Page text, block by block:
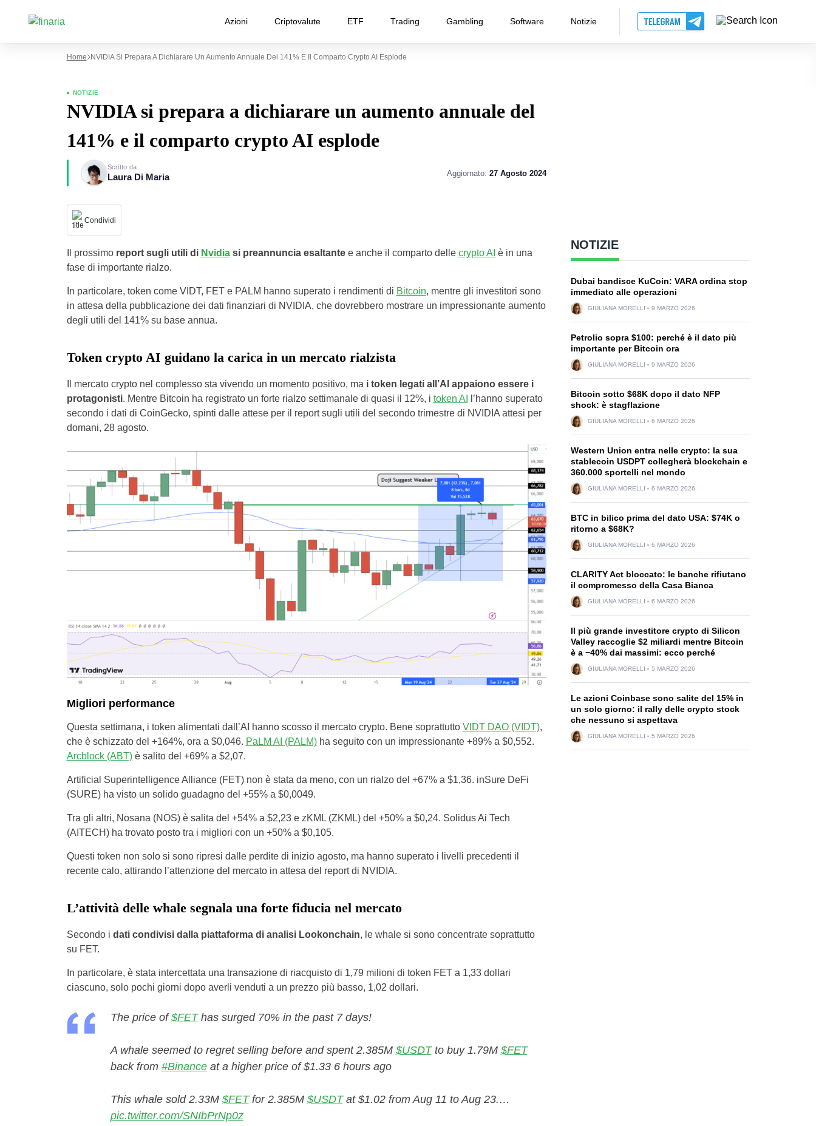
Azioni Criptovalute ETF Trading Gambling Software Notizie
Home NVIDIA Si Prepara A Dichiarare Un Aumento Annuale Del 141% E Il Comparto Crypto AI Esplode
NOTIZIE
NVIDIA si prepara a dichiarare un aumento annuale del
141% e il comparto crypto AI esplode
Scritto da
Laura Di Maria Aggiornato: 27 Agosto 2024
Condividi
Il prossimoreport sugli utili di Nvidiasi preannuncia esaltante e anche il comparto delle crypto AI è in una
fase di importante rialzo.
In particolare, token come VIDT, FET e PALM hanno superato i rendimenti di Bitcoin, mentre gli investitori sono
in attesa della pubblicazione dei dati finanziari di NVIDIA, che dovrebbero mostrare un impressionante aumento
degli utili del 141% su base annua.
Token crypto AI guidano la carica in un mercato rialzista
Il mercato crypto nel complesso sta vivendo un momento positivo, ma i token legati all’AI appaiono essere i
protagonisti. Mentre Bitcoin ha registrato un forte rialzo settimanale di quasi il 12%, i token AI
l’hanno superato
secondo i dati di CoinGecko, spinti dalle attese per il report sugli utili del secondo trimestre di NVIDIA attesi per
domani, 28 agosto.
Migliori performance
Questa settimana, i token alimentati dall’AI hanno scosso il mercato crypto. Bene soprattutto VIDT DAO (VIDT),
che è schizzato del +164%, ora a $0,046. PaLM AI (PALM)ha seguito con un impressionante +89% a $0,552.
Arcblock (ABT)è salito del +69% a $2,07.
Artificial Superintelligence Alliance (FET) non è stata da meno, con un rialzo del +67% a $1,36. inSure DeFi
(SURE) ha visto un solido guadagno del +55% a $0,0049.
Tra gli altri, Nosana (NOS) è salita del +54% a $2,23 e zKML (ZKML) del +50% a $0,24. Solidus Ai Tech
(AITECH) ha trovato posto tra i migliori con un +50% a $0,105.
Questi token non solo si sono ripresi dalle perdite di inizio agosto, ma hanno superato i livelli precedenti il
recente calo, attirando l’attenzione del mercato in attesa del report di NVIDIA.
L’attività delle whale segnala una forte fiducia nel mercato
Secondo i dati condivisi dalla piattaforma di analisi Lookonchain, le whale si sono concentrate soprattutto
su FET.
In particolare, è stata intercettata una transazione di riacquisto di 1,79 milioni di token FET a 1,33 dollari
ciascuno, solo pochi giorni dopo averli venduti a un prezzo più basso, 1,02 dollari.
The price of$FEThas surged 70% in the past 7 days!
A whale seemed to regret selling before and spent 2.385M $USDTto buy 1.79M $FET
back from #Binanceat a higher price of $1.33 6 hours ago
This whale sold 2.33M $FETfor 2.385M $USDTat $1.02 from Aug 11 to Aug 23.…
pic.twitter.com/SNIbPrNp0z
NOTIZIE
Dubai bandisce KuCoin: VARA ordina stop
immediato alle operazioni
GIULIANA MORELLI 9 MARZO 2026
Petrolio sopra $100: perché è il dato più
importante per Bitcoin ora
GIULIANA MORELLI 9 MARZO 2026
Bitcoin sotto $68K dopo il dato NFP
shock: è stagflazione
GIULIANA MORELLI 6 MARZO 2026
Western Union entra nelle crypto: la sua
stablecoin USDPT collegherà blockchain e
360.000 sportelli nel mondo
GIULIANA MORELLI 6 MARZO 2026
BTC in bilico prima del dato USA: $74K o
ritorno a $68K?
GIULIANA MORELLI 6 MARZO 2026
CLARITY Act bloccato: le banche rifiutano
il compromesso della Casa Bianca
GIULIANA MORELLI 6 MARZO 2026
Il più grande investitore crypto di Silicon
Valley raccoglie $2 miliardi mentre Bitcoin
è a −40% dai massimi: ecco perché
GIULIANA MORELLI 5 MARZO 2026
Le azioni Coinbase sono salite del 15% in
un solo giorno: il rally delle crypto stock
che nessuno si aspettava
GIULIANA MORELLI 5 MARZO 2026